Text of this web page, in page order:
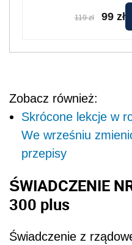
119 zł 99 zł
Zobacz również:
Skrócone lekcje w
We wrześniu
przepisy
ŚWIADCZENIE
300 plus
Świadczenie z